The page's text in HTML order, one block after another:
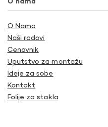
O nama
O Nama
Naši radovi
Cenovnik
Uputstvo za montažu
Ideje za sobe
Kontakt
Folije za stakla